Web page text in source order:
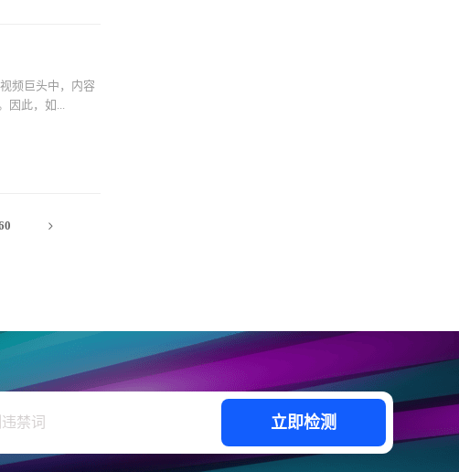
频巨头中，内容
因此，如...
禁词 立即检测